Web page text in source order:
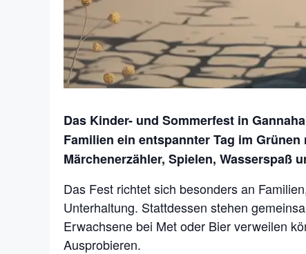
Das Kinder- und Sommerfest in
Familien ein entspannter Tag im
Märchenerzähler, Spielen, Wasserspaß
Das Fest richtet sich besonders an
Unterhaltung. Stattdessen stehen
Erwachsene bei Met oder Bier verweilen
Ausprobieren.